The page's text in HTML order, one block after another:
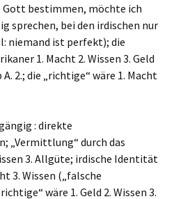
Gott bestimmen, möchte ich
sprechen, bei den irdischen nur
niemand ist perfekt); die
1. Macht 2. Wissen 3. Geld
2.; die „richtige“ wäre 1. Macht
: direkte
„Vermittlung“ durch das
3. Allgüte; irdische Identität
3. Wissen („falsche
wäre 1. Geld 2. Wissen 3.